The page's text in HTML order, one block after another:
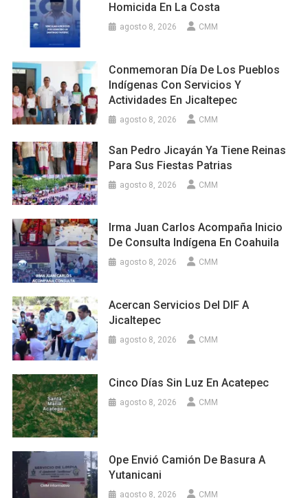
Homicida En La Costa
agosto 8, 2026 CMM
Conmemoran Día De Los Pueblos
Indígenas Con Servicios Y
Actividades En Jicaltepec
agosto 8, 2026 CMM
San Pedro Jicayán Ya Tiene Reinas
Para Sus Fiestas Patrias
agosto 8, 2026 CMM
Irma Juan Carlos Acompaña Inicio
De Consulta Indígena En Coahuila
agosto 8, 2026 CMM
Acercan Servicios Del DIF A
Jicaltepec
agosto 8, 2026 CMM
Cinco Días Sin Luz En Acatepec
agosto 8, 2026 CMM
Ope Envió Camión De Basura A
Yutanicani
agosto 8, 2026 CMM